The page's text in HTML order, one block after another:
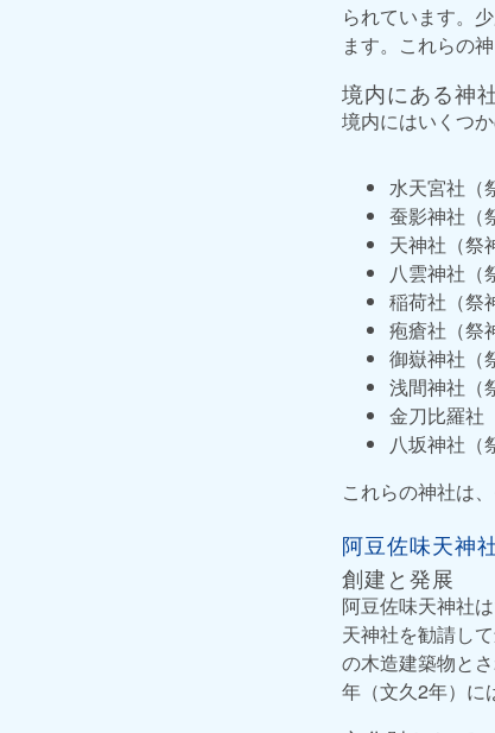
られています。
ます。これらの
境内にある神
境内にはいくつ
水天宮社（
蚕影神社（
天神社（祭
八雲神社（
稲荷社（祭
疱瘡社（祭
御嶽神社（
浅間神社（
金刀比羅社
八坂神社（
これらの神社は
阿豆佐味天神
創建と発展
阿豆佐味天神社
天神社を勧請し
の木造建築物と
年（文久2年）に